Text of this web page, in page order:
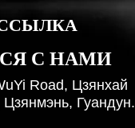
С НАМИ
Road, Цзянхай
Гуандун.